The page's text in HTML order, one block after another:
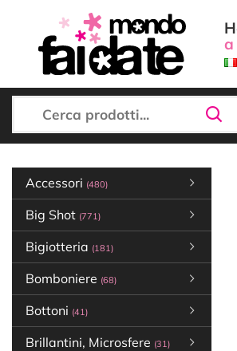
a
Accessori (480)
Big Shot (771)
Bigiotteria (181)
Bomboniere (68)
Bottoni (41)
Brillantini, Microsfere (31)